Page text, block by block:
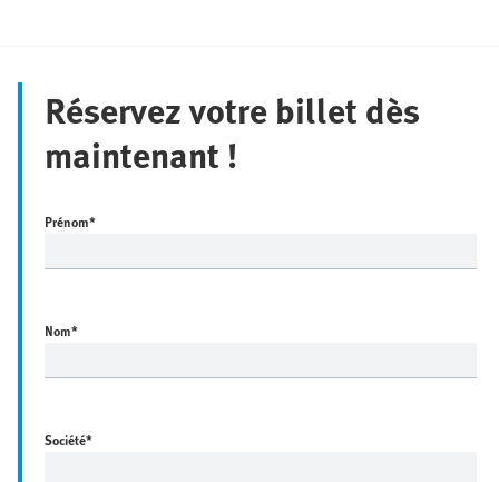
Réservez votre billet dès
maintenant !
Prénom*
Nom*
Société*